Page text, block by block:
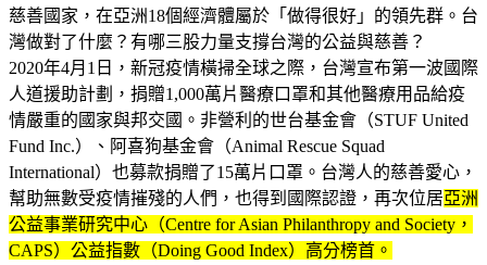
慈善國家，在亞洲18個經濟體屬於「做得很好」的領先群。台
灣做對了什麼？有哪三股力量支撐台灣的公益與慈善？
2020年4月1日，新冠疫情橫掃全球之際，台灣宣布第一波國際
人道援助計劃，捐贈1,000萬片醫療口罩和其他醫療用品給疫
情嚴重的國家與邦交國。非營利的世台基金會（STUF United
Fund Inc.）、阿喜狗基金會（Animal Rescue Squad
International）也募款捐贈了15萬片口罩。台灣人的慈善愛心，
幫助無數受疫情摧殘的人們，也得到國際認證，再次位居亞洲
公益事業研究中心（Centre for Asian Philanthropy and Society，
CAPS）公益指數（Doing Good Index）高分榜首。